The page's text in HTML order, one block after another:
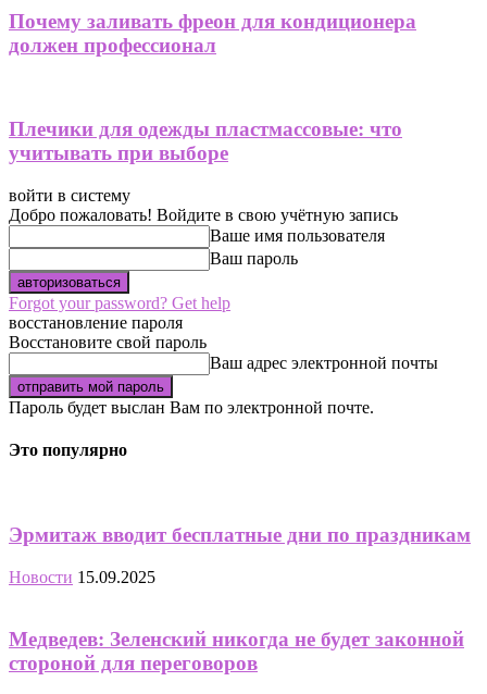
Почему заливать фреон для кондиционера
должен профессионал
Плечики для одежды пластмассовые: что
учитывать при выборе
войти в систему
Добро пожаловать! Войдите в свою учётную запись
Ваше имя пользователя
Ваш пароль
Forgot your password? Get help
восстановление пароля
Восстановите свой пароль
Ваш адрес электронной почты
Пароль будет выслан Вам по электронной почте.
Это популярно
Эрмитаж вводит бесплатные дни по праздникам
Новости 15.09.2025
Медведев: Зеленский никогда не будет законной
стороной для переговоров